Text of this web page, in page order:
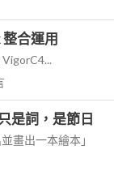
合運用
是詞，是節日
畫出一本繪本」